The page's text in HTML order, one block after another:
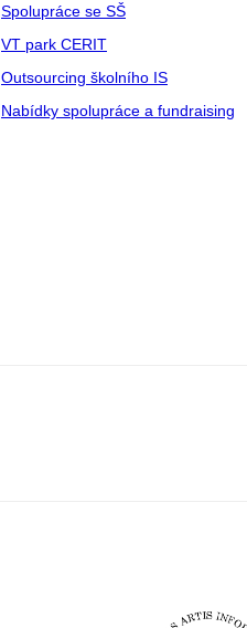
Spolupráce se SŠ
VT park CERIT
Outsourcing školního IS
Nabídky spolupráce a fundraising